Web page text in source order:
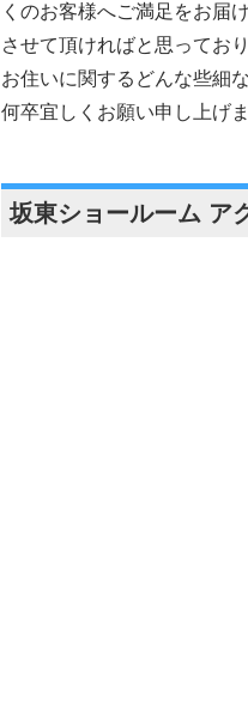
くのお客様へご満足をお届
させて頂ければと思っており
お住いに関するどんな些細
何卒宜しくお願い申し上げま
坂東ショールーム ア